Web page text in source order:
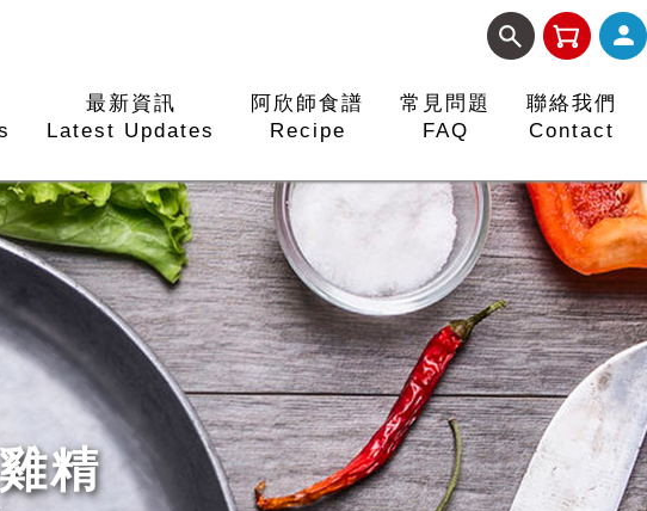
最新資訊
Latest Updates
阿欣師食譜
Recipe
常見問題
FAQ
聯絡我們
Contact
精